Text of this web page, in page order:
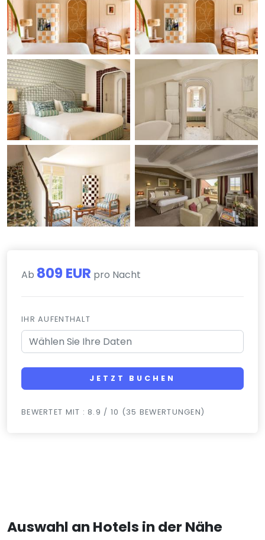
Ab 809 EUR pro Nacht
IHR AUFENTHALT
JETZT BUCHEN
BEWERTET MIT : 8.9 / 10 (35 BEWERTUNGEN)
Auswahl an Hotels in der Nähe